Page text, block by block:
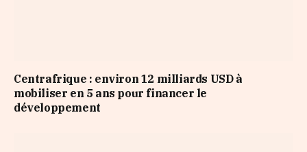
Centrafrique : environ 12 milliards USD à
mobiliser en 5 ans pour financer le
développement